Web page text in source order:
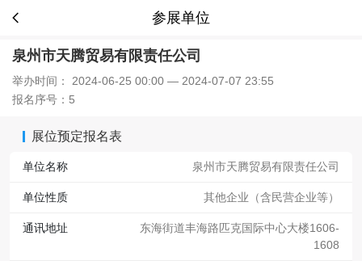
参展单位
泉州市天腾贸易有限责任公司
举办时间： 2024-06-25 00:00 — 2024-07-07 23:55
报名序号：5
展位预定报名表
单位名称 泉州市天腾贸易有限责任公司
单位性质 其他企业（含民营企业等）
通讯地址
东海街道丰海路匹克国际中心大楼1606-
1608